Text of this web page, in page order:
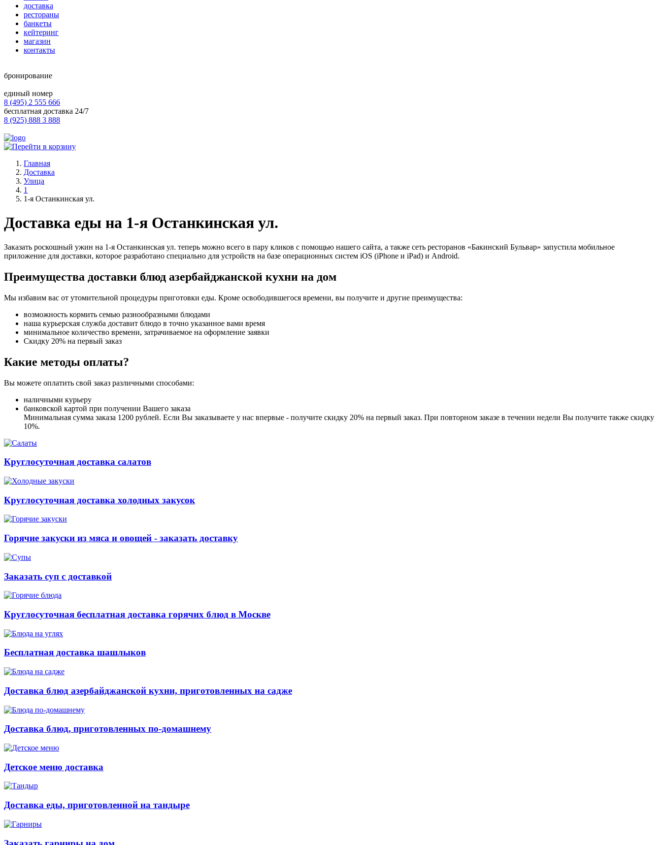
доставка
рестораны
банкеты
кейтеринг
магазин
контакты
бронирование
единый номер
8 (495) 2 555 666
бесплатная доставка 24/7
8 (925) 888 3 888
Главная
Доставка
Улица
1
1-я Останкинская ул.
Доставка еды на 1-я Останкинская ул.
Заказать роскошный ужин на 1-я Останкинская ул. теперь можно всего в пару кликов с помощью нашего сайта, а также сеть ресторанов «Бакинский Бульвар» запустила мобильное
приложение для доставки, которое разработано специально для устройств на базе операционных систем iOS (iPhone и iPad) и Android.
Преимущества доставки блюд азербайджанской кухни на дом
Мы избавим вас от утомительной процедуры приготовки еды. Кроме освободившегося времени, вы получите и другие преимущества:
возможность кормить семью разнообразными блюдами
наша курьерская служба доставит блюдо в точно указанное вами время
минимальное количество времени, затрачиваемое на оформление заявки
Скидку 20% на первый заказ
Какие методы оплаты?
Вы можете оплатить свой заказ различными способами:
наличными курьеру
банковской картой при получении Вашего заказа
Минимальная сумма заказа 1200 рублей. Если Вы заказываете у нас впервые - получите скидку 20% на первый заказ. При повторном заказе в течении недели Вы получите также скидку
10%.
Круглосуточная доставка салатов
Круглосуточная доставка холодных закусок
Горячие закуски из мяса и овощей - заказать доставку
Заказать суп с доставкой
Круглосуточная бесплатная доставка горячих блюд в Москве
Бесплатная доставка шашлыков
Доставка блюд азербайджанской кухни, приготовленных на садже
Доставка блюд, приготовленных по-домашнему
Детское меню доставка
Доставка еды, приготовленной на тандыре